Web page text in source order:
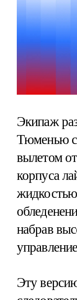
Экипаж
Тюменью
вылетом
корпуса
набрав
Эту